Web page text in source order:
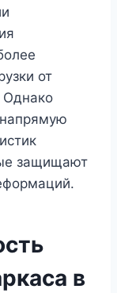
от
Однако
защищают
в